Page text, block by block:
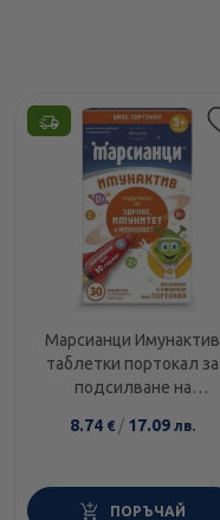
Марсианци Имунактив
таблетки портокал за
подсилване на
8.74 € / 17.09 лв.
ПОРЪЧАЙ